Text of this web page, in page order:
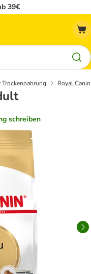
39€
Royal
schreiben